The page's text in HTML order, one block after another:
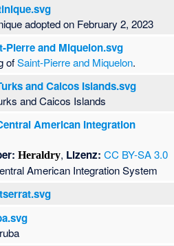
adopted on February 2, 2023
Pierre and Miquelon.svg
ofSaint-Pierre and Miquelon.
and Caicos Islands.svg
and Caicos Islands
American Integration
Heraldry, Lizenz: CC BY-SA 3.0
American Integration System